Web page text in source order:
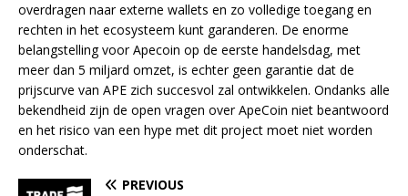
overdragen naar externe wallets en zo volledige toegang en
rechten in het ecosysteem kunt garanderen. De enorme
belangstelling voor Apecoin op de eerste handelsdag, met
meer dan 5 miljard omzet, is echter geen garantie dat de
prijscurve van APE zich succesvol zal ontwikkelen. Ondanks alle
bekendheid zijn de open vragen over ApeCoin niet beantwoord
en het risico van een hype met dit project moet niet worden
onderschat.
PREVIOUS